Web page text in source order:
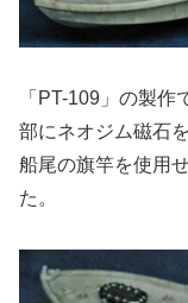
「PT-109」の製
部にネオジム磁石
船尾の旗竿を使用
た。